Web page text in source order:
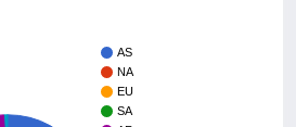
AS
NA
EU
SA